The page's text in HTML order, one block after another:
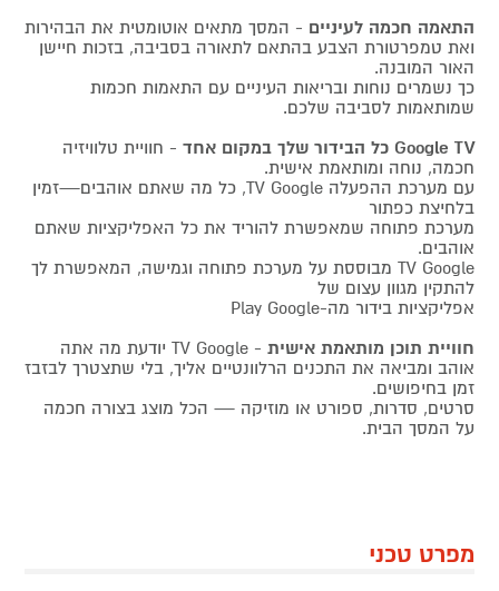
התאמה חכמה לעיניים - המסך מתאים אוטומטית את הבהירות
ואת טמפרטורת הצבע בהתאם לתאורה בסביבה, בזכות חיישן
האור המובנה.
כך נשמרים נוחות ובריאות העיניים עם התאמות חכמות
שמותאמות לסביבה שלכם.
Google TV כל הבידור שלך במקום אחד
- חוויית טלוויזיה
חכמה, נוחה ומותאמת אישית.
עם מערכת ההפעלה TV Google, כל מה שאתם אוהבים—זמין
בלחיצת כפתור
מערכת פתוחה שמאפשרת להוריד את כל האפליקציות שאתם
אוהבים.
TV Google מבוססת על מערכת פתוחה וגמישה, המאפשרת לך
להתקין מגוון עצום של
אפליקציות בידור מה-Play Google
חוויית תוכן מותאמת אישית
- TV Google יודעת מה אתה
אוהב ומביאה את התכנים הרלוונטיים אליך, בלי שתצטרך לבזבז
זמן בחיפושים.
סרטים, סדרות, ספורט או מוזיקה — הכל מוצג בצורה חכמה
על המסך הבית.
מפרט טכני